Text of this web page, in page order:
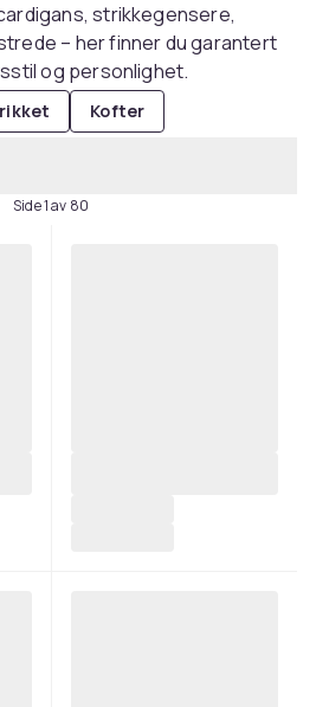
strikkegensere,
– her finner du garantert
og personlighet.
Kofter
Side 1 av 80